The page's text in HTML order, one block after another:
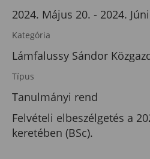
2024. Május 20. - 2024.
Kategória
Lámfalussy Sándor
Típus
Tanulmányi rend
Felvételi elbeszélgetés a
keretében (BSc).